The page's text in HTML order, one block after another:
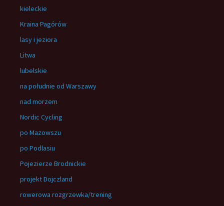
kieleckie
Kraina Pagórów
lasy i jeziora
Litwa
lubelskie
na południe od Warszawy
nad morzem
Nordic Cycling
po Mazowszu
po Podlasiu
Pojezierze Brodnickie
projekt Dojczland
rowerowa rozgrzewka/trening